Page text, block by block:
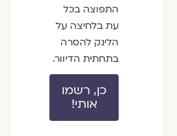
התפוצה בכל
עת בלחיצה על
הלינק להסרה
בתחתית הדיוור.
כן, רשמו
אותי!